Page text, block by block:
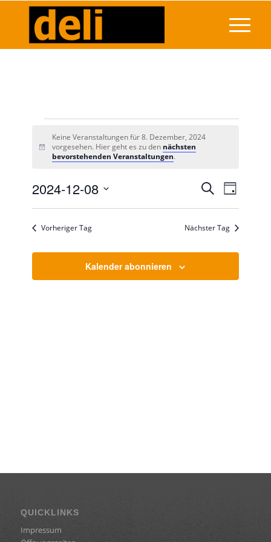
Veranstaltungen
für
Dezember,
2024
Hinweis
Keine Veranstaltungen für 8. Dezember, 2024
vorgesehen. Hier geht es zu den nächsten
bevorstehenden Veranstaltungen.
Suche
und
SucheTag
2024-12-08
Vorheriger Tag
Nächster Tag
Kalender abonnieren
QUICKLINKS
Impressum